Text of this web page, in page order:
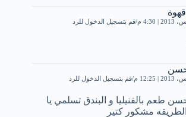
قم بتسجيل الدخول للرد
قم بتسجيل الدخول للرد
طعم بالفنيليا و البندق تسلمي يا
مشكور كتير